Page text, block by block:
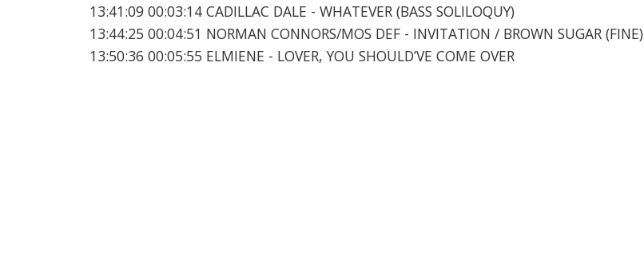
13:41:09 00:03:14 CADILLAC DALE - WHATEVER (BASS SOLILOQUY)
13:44:25 00:04:51 NORMAN CONNORS/MOS DEF - INVITATION / BROWN SUGAR (FINE)
13:50:36 00:05:55 ELMIENE - LOVER, YOU SHOULD’VE COME OVER